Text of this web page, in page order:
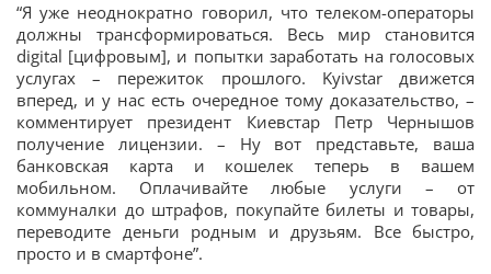
“Я уже неоднократно говорил, что телеком-операторы
должны трансформироваться. Весь мир становится
digital [цифровым], и попытки заработать на голосовых
услугах – пережиток прошлого. Kyivstar движется
вперед, и у нас есть очередное тому доказательство, –
комментирует президент Киевстар Петр Чернышов
получение лицензии. – Ну вот представьте, ваша
банковская карта и кошелек теперь в вашем
мобильном. Оплачивайте любые услуги – от
коммуналки до штрафов, покупайте билеты и товары,
переводите деньги родным и друзьям. Все быстро,
просто и в смартфоне”.